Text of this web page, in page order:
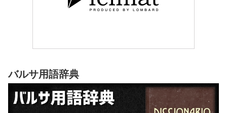
バルサ用語辞典